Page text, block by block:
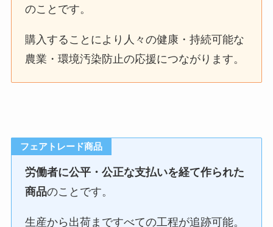
のことです。
購入することにより人々の健康・持続可能な
農業・環境汚染防止の応援につながります。
フェアトレード商品
労働者に公平・公正な支払いを経て作られた
商品のことです。
生産から出荷まですべての工程が追跡可能。